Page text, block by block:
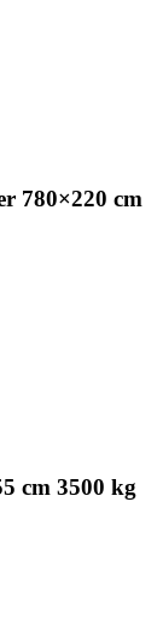
780×220 cm
cm 3500 kg